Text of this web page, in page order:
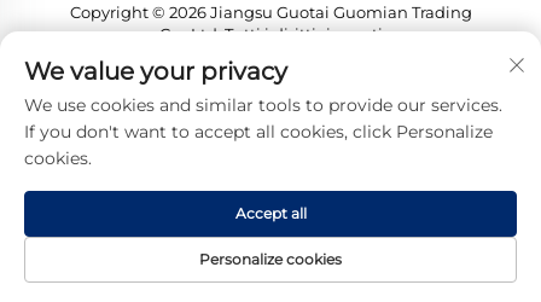
Copyright © 2026 Jiangsu Guotai Guomian Trading
Co., Ltd. Tutti i diritti riservati
Informativa sulla privacy
HOMEPAGE PRODOTTI EMAIL TEL
We value your privacy
We use cookies and similar tools to provide our services.
If you don't want to accept all cookies, click Personalize
cookies.
Personalize cookies
Accept all